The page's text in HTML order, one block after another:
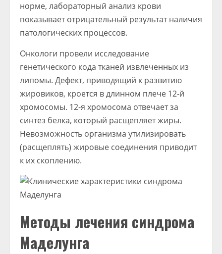
норме, лабораторный анализ крови
показывает отрицательный результат наличия
патологических процессов.
Онкологи провели исследование
генетического кода тканей извлеченных из
липомы. Дефект, приводящий к развитию
жировиков, кроется в длинном плече 12-й
хромосомы. 12-я хромосома отвечает за
синтез белка, который расщепляет жиры.
Невозможность организма утилизировать
(расщеплять) жировые соединения приводит
к их скоплению.
Методы лечения синдрома
Маделунга